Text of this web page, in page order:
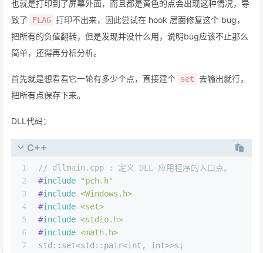
也就是打印到了屏幕外面，而且都是黄色的点会出现这种情况，导
致了
FLAG 打印不出来，因此尝试在 hook 层面修复这个 bug，
把所有的负值翻转，但是发现并没什么用，说明bug应该不止那么
简单，还得再分析分析。
首先就是想看看它一轮有多少个点，直接建个 set 去输出就行，
把所有点保存下来。
DLL代码：
C++
1
2
3
4
5
6
7
// dllmain.cpp : 定义 DLL 应用程序的入口点。
#include
"pch.h"
#include <Windows.h>
#include <set>
#include <stdio.h>
#include <math.h>
std::set<std::pair<int , int>>s;